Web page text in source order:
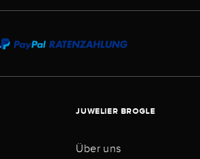
JUWELIER BROGLE
Über uns